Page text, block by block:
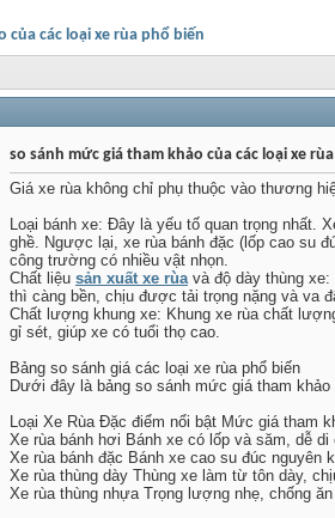
của các loại xe rùa phổ biến
so sánh mức giá tham khảo của các loại xe
Giá xe rùa không chỉ phụ thuộc vào thương
Loại bánh xe: Đây là yếu tố quan trọng nhất.
ghề. Ngược lại, xe rùa bánh đặc (lốp cao su
công trường có nhiều vật nhọn.
Chất liệu sản xuất xe rùavà độ dày thùng xe:
thì càng bền, chịu được tải trọng nặng và va
Chất lượng khung xe: Khung xe rùa chất
gỉ sét, giúp xe có tuổi thọ cao.
Bảng so sánh giá các loại xe rùa phổ biến
Dưới đây là bảng so sánh mức giá tham
Loại Xe Rùa Đặc điểm nổi bật Mức giá tham
Xe rùa bánh hơi Bánh xe có lốp và săm, dễ
Xe rùa bánh đặc Bánh xe cao su đúc nguyên
Xe rùa thùng dày Thùng xe làm từ tôn dày,
Xe rùa thùng nhựa Trọng lượng nhẹ, chống